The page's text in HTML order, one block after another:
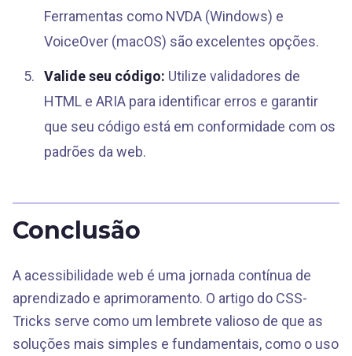
Ferramentas como NVDA (Windows) e
VoiceOver (macOS) são excelentes opções.
Valide seu código: Utilize validadores de
HTML e ARIA para identificar erros e garantir
que seu código está em conformidade com os
padrões da web.
Conclusão
A acessibilidade web é uma jornada contínua de
aprendizado e aprimoramento. O artigo do CSS-
Tricks serve como um lembrete valioso de que as
soluções mais simples e fundamentais, como o uso